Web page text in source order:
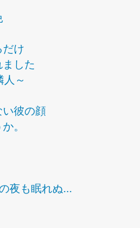
だけ
した
～
彼の顔
。
夜も眠れぬ...